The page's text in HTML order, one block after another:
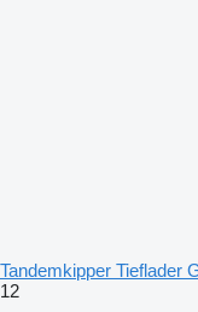
Tandemkipper Tieflader
12